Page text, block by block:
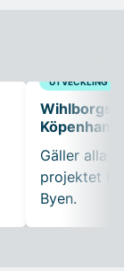
UTVECKLING
Wihlborgs
Köpenhamn
Gäller alla
projektet
Byen.